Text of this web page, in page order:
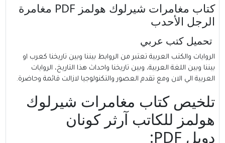
كتاب مغامرات شيرلوك هولمز PDF مغامرة
الرجل الأحدب
تحميل كتب عربي
الروايات والكتب العربية تعتبر من الروابط بيننا وبين تاريخنا كعرب او
بيننا وبين اللغة العربية، وبين تاريخنا واحداث هذا التاريخ، الروايات
العربية الي الان ومع تقدم العصور والتكنولوجيا لازالت قائمة وحاضرة.
تلخيص كتاب مغامرات شيرلوك
هولمز للكاتب آرثر كونان
دويل PDF: